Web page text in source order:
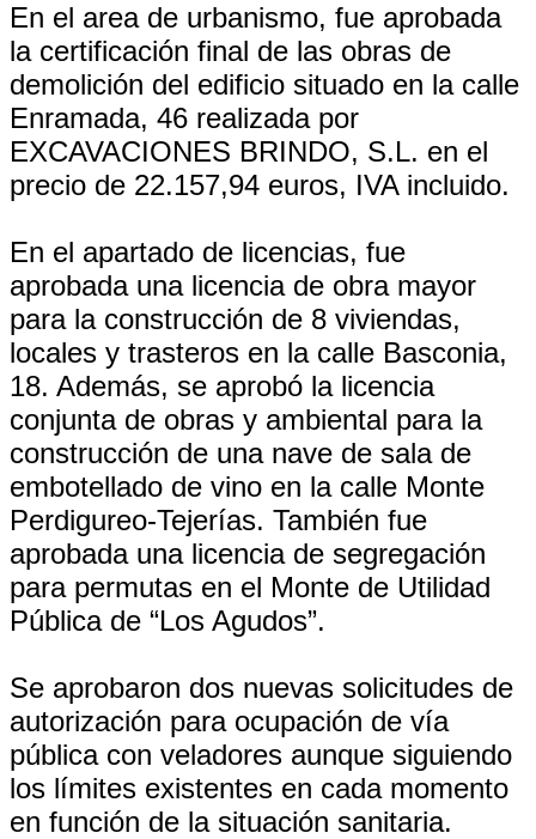
En el area de urbanismo, fue aprobada
la certificación final de las obras de
demolición del edificio situado en la calle
Enramada, 46 realizada por
EXCAVACIONES BRINDO, S.L. en el
precio de 22.157,94 euros, IVA incluido.
En el apartado de licencias, fue
aprobada una licencia de obra mayor
para la construcción de 8 viviendas,
locales y trasteros en la calle Basconia,
18. Además, se aprobó la licencia
conjunta de obras y ambiental para la
construcción de una nave de sala de
embotellado de vino en la calle Monte
Perdigureo-Tejerías. También fue
aprobada una licencia de segregación
para permutas en el Monte de Utilidad
Pública de “Los Agudos”.
Se aprobaron dos nuevas solicitudes de
autorización para ocupación de vía
pública con veladores aunque siguiendo
los límites existentes en cada momento
en función de la situación sanitaria.